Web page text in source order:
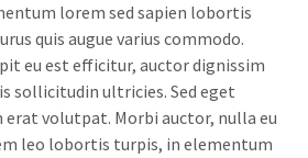
lorem sed sapien lobortis
quis augue varius commodo.
eu est efficitur, auctor dignissim
sollicitudin ultricies. Sed eget
volutpat. Morbi auctor, nulla eu
leo lobortis turpis, in elementum